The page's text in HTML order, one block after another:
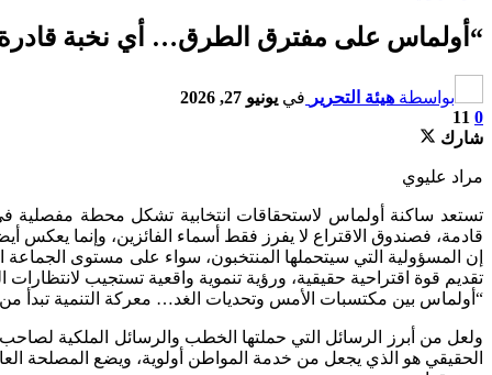
“أولماس على مفترق الطرق… أي نخبة
بواسطة هيئة التحرير في يونيو 27, 2026
0
11
شارك
مراد عليوي
تستعد ساكنة أولماس لاستحقاقات انتخابية تشكل محطة مفصلية
قادمة، فصندوق الاقتراع لا يفرز فقط أسماء الفائزين، وإنما يعكس
إن المسؤولية التي سيتحملها المنتخبون، سواء على مستوى الجماعة
تقديم قوة اقتراحية حقيقية، ورؤية تنموية واقعية تستجيب
“أولماس بين مكتسبات الأمس وتحديات الغد… معركة التنمية تبدأ
ولعل من أبرز الرسائل التي حملتها الخطب والرسائل الملكية لصاحب
الحقيقي هو الذي يجعل من خدمة المواطن أولوية، ويضع المصلحة